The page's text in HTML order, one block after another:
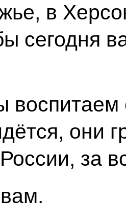
в
сегодня
они
за